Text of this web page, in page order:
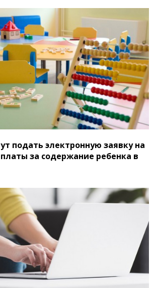
подать электронную заявку на
за содержание ребенка в